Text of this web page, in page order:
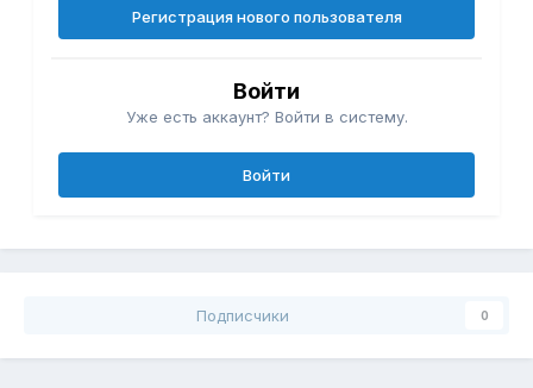
Регистрация нового пользователя
Войти
Уже есть аккаунт? Войти в систему.
Войти
Подписчики 0